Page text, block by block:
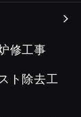
修工事
ト除去工